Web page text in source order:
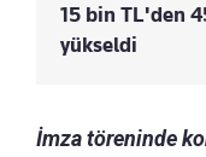
15 bin TL'den
yükseldi
İmza töreninde